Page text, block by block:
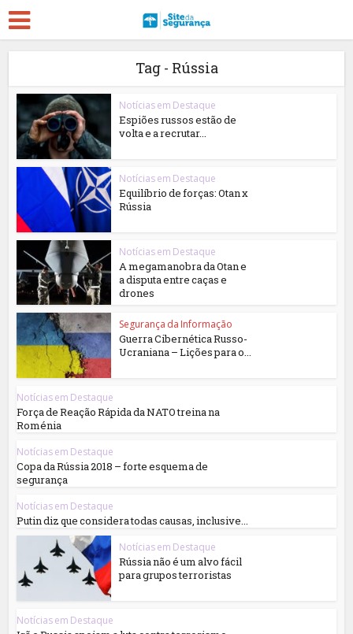
Tag - Rússia
Notícias em Destaque
Espiões russos estão de
volta e a recrutar...
Notícias em Destaque
Equilíbrio de forças: Otan x
Rússia
Notícias em Destaque
A megamanobra da Otan e
a disputa entre caças e
drones
Segurança da Informação
Guerra Cibernética Russo-
Ucraniana – Lições para o...
Notícias em Destaque
Força de Reação Rápida da NATO treina na
Roménia
Notícias em Destaque
Copa da Rússia 2018 – forte esquema de
segurança
Notícias em Destaque
Putin diz que considera todas causas, inclusive...
Notícias em Destaque
Rússia não é um alvo fácil
para grupos terroristas
Notícias em Destaque